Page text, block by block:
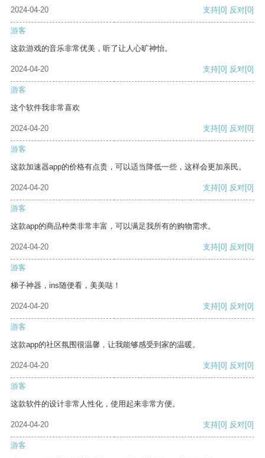
2024-04-20 支持[0] 反对[0]
游客
这款游戏的音乐非常优美，听了让人心旷神怡。
2024-04-20 支持[0] 反对[0]
游客
这个软件我非常喜欢
2024-04-20 支持[0] 反对[0]
游客
这款加速器app的价格有点贵，可以适当降低一些，这样会更加亲民。
2024-04-20 支持[0] 反对[0]
游客
这款app的商品种类非常丰富，可以满足我所有的购物需求。
2024-04-20 支持[0] 反对[0]
游客
梯子神器，ins随便看，美美哒！
2024-04-20 支持[0] 反对[0]
游客
这款app的社区氛围很温馨，让我能够感受到家的温暖。
2024-04-20 支持[0] 反对[0]
游客
这款软件的设计非常人性化，使用起来非常方便。
2024-04-20 支持[0] 反对[0]
游客